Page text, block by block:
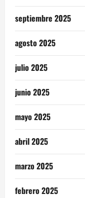
septiembre 2025
agosto 2025
julio 2025
junio 2025
mayo 2025
abril 2025
marzo 2025
febrero 2025